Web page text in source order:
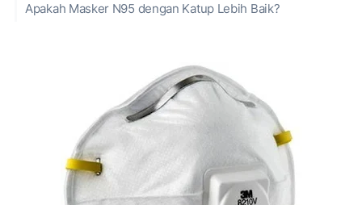
Apakah Masker N95 dengan Katup Lebih Baik?